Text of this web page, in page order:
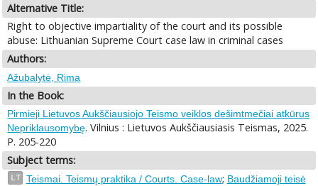
Alternative Title:
Right to objective impartiality of the court and its possible
abuse: Lithuanian Supreme Court case law in criminal cases
Authors:
Ažubalytė, Rima
In the Book:
Pirmieji Lietuvos Aukščiausiojo Teismo veiklos dešimtmečiai atkūrus
Nepriklausomybę. Vilnius : Lietuvos Aukščiausiasis Teismas, 2025.
P. 205-220
Subject terms:
LT Teismai. Teismų praktika / Courts. Case-law; Baudžiamoji teisė